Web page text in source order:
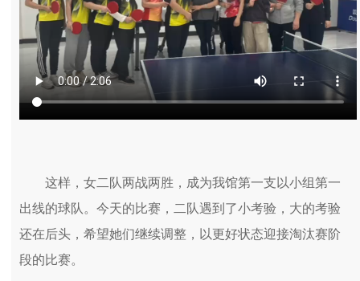
这样，女二队两战两胜，成为我馆第一支以小组第一
出线的球队。今天的比赛，二队遇到了小考验，大的考验
还在后头，希望她们继续调整，以更好状态迎接淘汰赛阶
段的比赛。